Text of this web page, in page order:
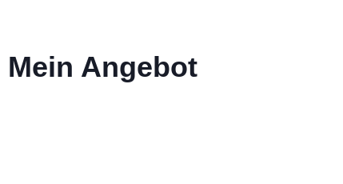
Mein Angebot